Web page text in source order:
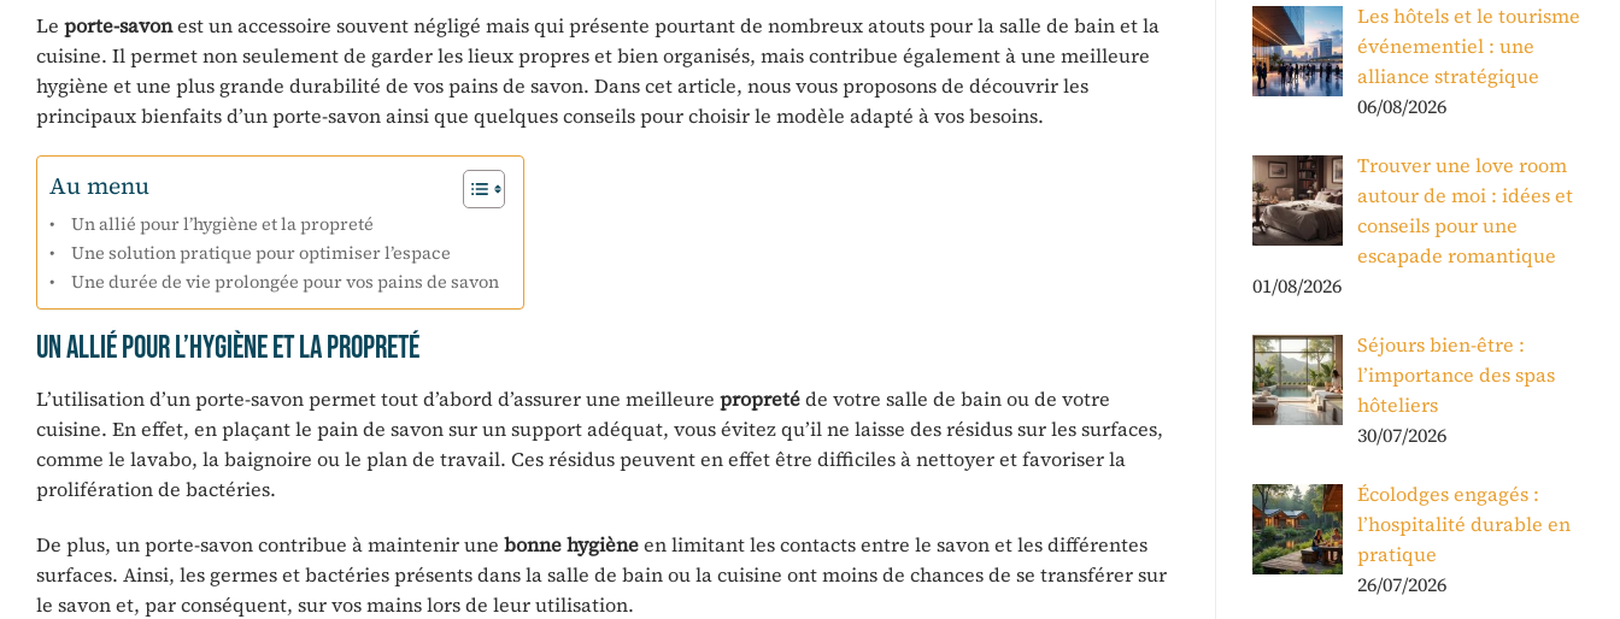
Le porte-savonest un accessoire souvent négligé mais qui présente pourtant de nombreux atouts pour la salle de bain et la
cuisine. Il permet non seulement de garder les lieux propres et bien organisés, mais contribue également à une meilleure
hygiène et une plus grande durabilité de vos pains de savon. Dans cet article, nous vous proposons de découvrir les
principaux bienfaits d’un porte-savon ainsi que quelques conseils pour choisir le modèle adapté à vos besoins.
Au menu
Un allié pour l’hygiène et la propreté
Une solution pratique pour optimiser l’espace
Une durée de vie prolongée pour vos pains de savon
Un allié pour l’hygiène et la propreté
L’utilisation d’un porte-savon permet tout d’abord d’assurer une meilleure propretéde votre salle de bain ou de votre
cuisine. En effet, en plaçant le pain de savon sur un support adéquat, vous évitez qu’il ne laisse des résidus sur les surfaces,
comme le lavabo, la baignoire ou le plan de travail. Ces résidus peuvent en effet être difficiles à nettoyer et favoriser la
prolifération de bactéries.
De plus, un porte-savon contribue à maintenir une bonne hygièneen limitant les contacts entre le savon et les différentes
surfaces. Ainsi, les germes et bactéries présents dans la salle de bain ou la cuisine ont moins de chances de se transférer sur
le savon et, par conséquent, sur vos mains lors de leur utilisation.
Les hôtels et le tourisme
événementiel : une
alliance stratégique
06/08/2026
Trouver une love room
autour de moi : idées et
conseils pour une
escapade romantique
01/08/2026
Séjours bien-être :
l’importance des spas
hôteliers
30/07/2026
Écolodges engagés :
l’hospitalité durable en
pratique
26/07/2026